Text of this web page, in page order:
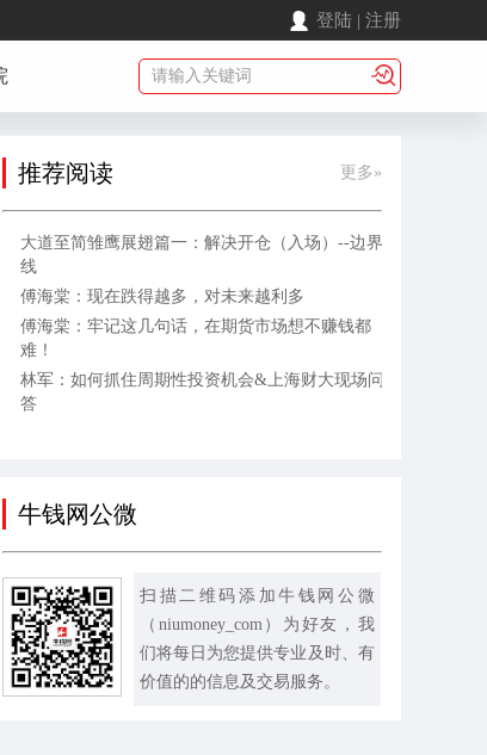
登陆 | 注册
推荐阅读 更多»
大道至简雏鹰展翅篇一：解决开仓（入场）--边界
线
傅海棠：现在跌得越多，对未来越利多
傅海棠：牢记这几句话，在期货市场想不赚钱都
难！
林军：如何抓住周期性投资机会&上海财大现场问
答
牛钱网公微
扫描二维码添加牛钱网公微
（niumoney_com）为好友，我
们将每日为您提供专业及时、有
价值的的信息及交易服务。